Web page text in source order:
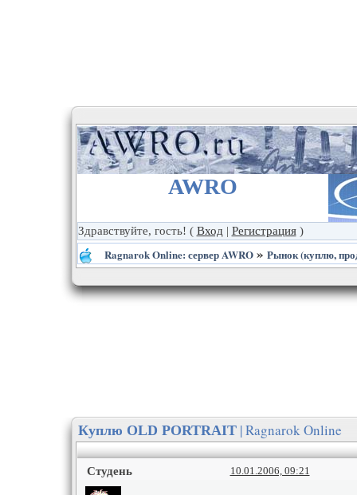
AWRO
Здравствуйте, гость! ( Вход | Регистрация)
Ragnarok Online: сервер AWRO» Рынок (куплю,
Куплю OLD PORTRAIT| Ragnarok Online
Студень 10.01.2006, 09:21